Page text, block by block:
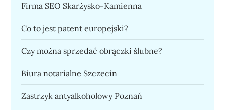
Firma SEO Skarżysko-Kamienna
Co to jest patent europejski?
Czy można sprzedać obrączki ślubne?
Biura notarialne Szczecin
Zastrzyk antyalkoholowy Poznań